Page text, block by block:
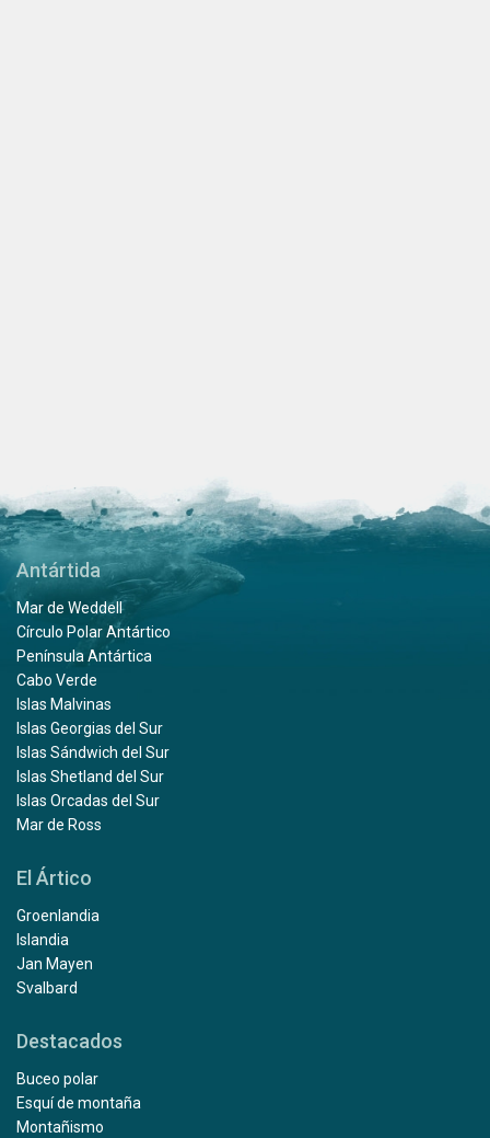
Antártida
Mar de Weddell
Círculo Polar Antártico
Península Antártica
Cabo Verde
Islas Malvinas
Islas Georgias del Sur
Islas Sándwich del Sur
Islas Shetland del Sur
Islas Orcadas del Sur
Mar de Ross
El Ártico
Groenlandia
Islandia
Jan Mayen
Svalbard
Destacados
Buceo polar
Esquí de montaña
Montañismo